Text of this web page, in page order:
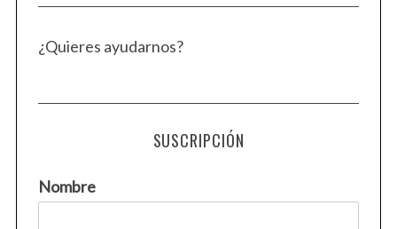
¿Quieres ayudarnos?
SUSCRIPCIÓN
Nombre